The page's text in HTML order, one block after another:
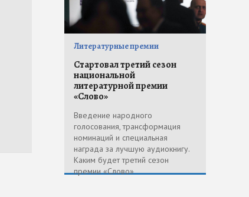
Литературные премии
Стартовал третий сезон
национальной
литературной премии
«Слово»
Введение народного
голосования, трансформация
номинаций и специальная
награда за лучшую аудиокнигу.
Каким будет третий сезон
премии «Слово»